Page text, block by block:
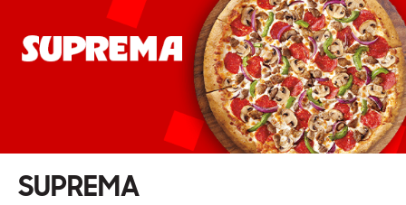
SUPREMA